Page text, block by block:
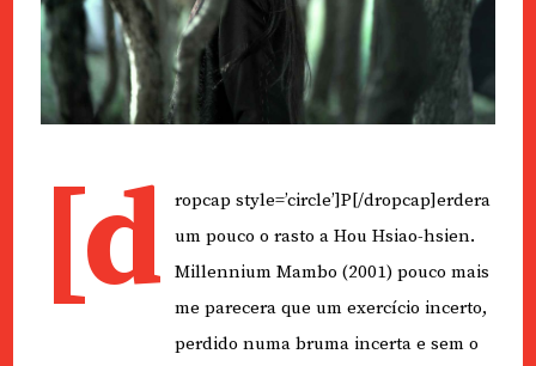
[d
ropcap style=’circle’]P[/dropcap]erdera
um pouco o rasto a Hou Hsiao-hsien.
Millennium Mambo (2001) pouco mais
me parecera que um exercício incerto,
perdido numa bruma incerta e sem o